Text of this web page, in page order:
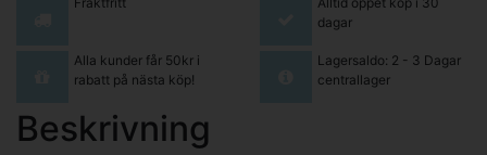
dagar
Alla kunder får 50kr i
rabatt på nästa köp!
Lagersaldo: 2 - 3 Dagar
centrallager
Beskrivning